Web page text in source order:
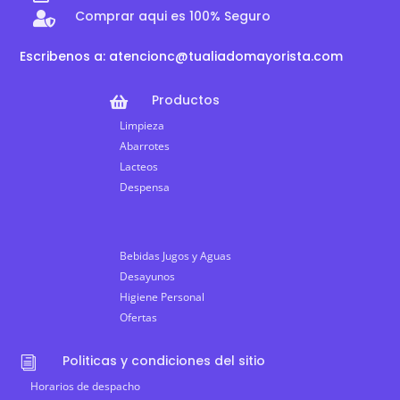

Comprar aqui es 100% Seguro
Escribenos a: atencionc@tualiadomayorista.com
 Productos
Limpieza
Abarrotes
Lacteos
Despensa
Bebidas Jugos y Aguas
Desayunos
Higiene Personal
Ofertas
i Politicas y condiciones del sitio
Horarios de despacho